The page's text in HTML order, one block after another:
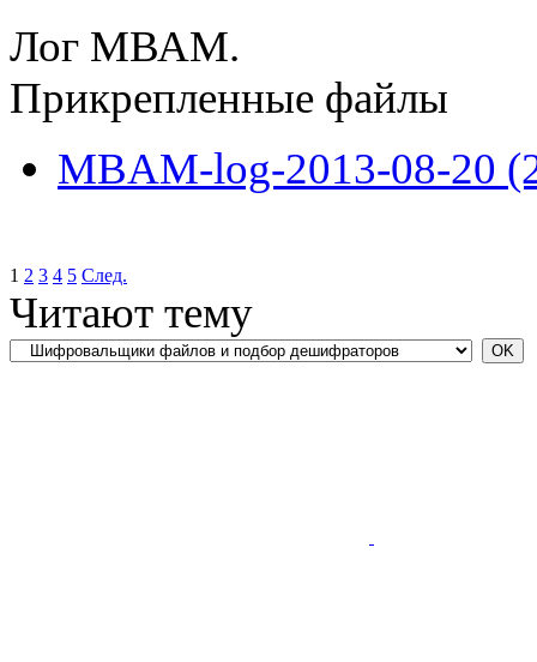
Лог МВАМ.
Прикрепленные файлы
MBAM-log-2013-08-20
1 2 3 4 5 След.
Читают тему